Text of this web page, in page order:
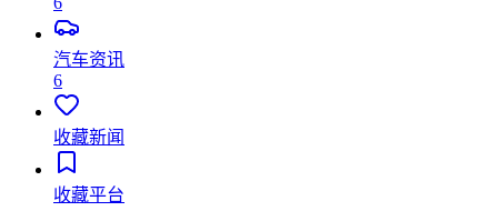
汽车资讯
6
收藏新闻
收藏平台